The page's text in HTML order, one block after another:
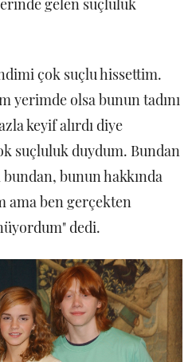
çok suçlu hissettim.
yerimde olsa bunun tadını
keyif alırdı diye
suçluluk duydum. Bundan
bunun hakkında
ama ben gerçekten
dedi.